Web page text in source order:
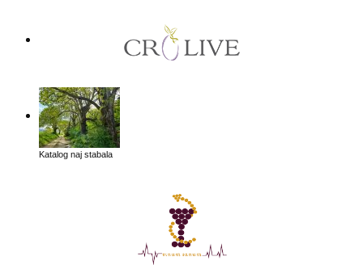
Katalog naj stabala